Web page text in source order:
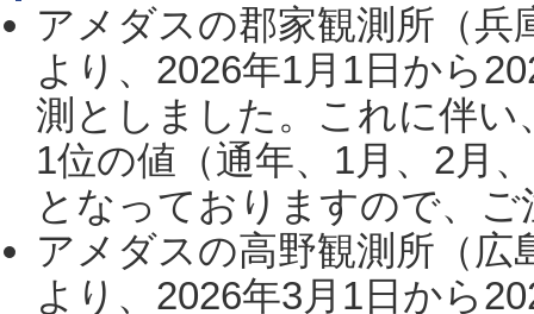
アメダスの郡家観測所（
より、2026年1月1日から
測としました。これに伴い
1位の値（通年、1月、2月
となっておりますので、
アメダスの高野観測所（
より、2026年3月1日から